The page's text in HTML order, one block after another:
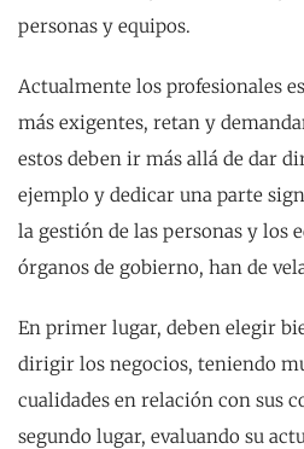
personas y equipos.
Actualmente los profesionales
más exigentes, retan y
estos deben ir más allá de dar
ejemplo y dedicar una parte
la gestión de las personas y los
órganos de gobierno, han de
En primer lugar, deben elegir
dirigir los negocios, teniendo
cualidades en relación con sus
segundo lugar, evaluando su